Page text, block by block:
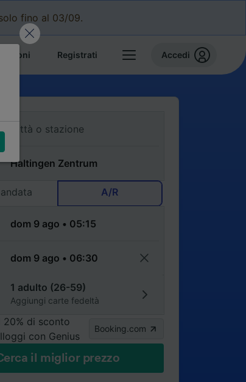
fino al 03/09.
Registrati Accedi
A/R
1 adulto (26-59)
Aggiungi carte fedeltà
20% di sconto
con Genius
Booking.com
il miglior prezzo